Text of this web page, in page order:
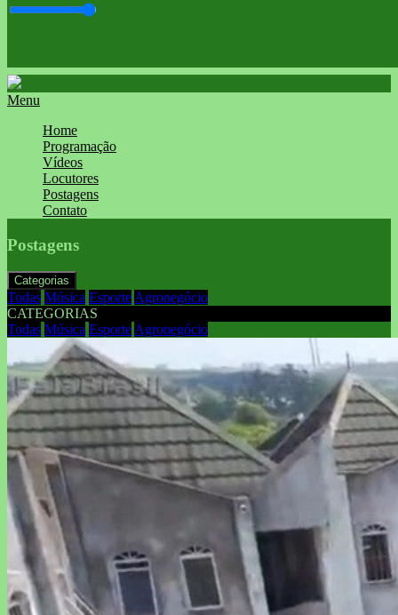
Menu
Home
Programação
Vídeos
Locutores
Postagens
Contato
Postagens
Categorias
Todas Música EsporteAgronegócio
CATEGORIAS
Todas Música EsporteAgronegócio